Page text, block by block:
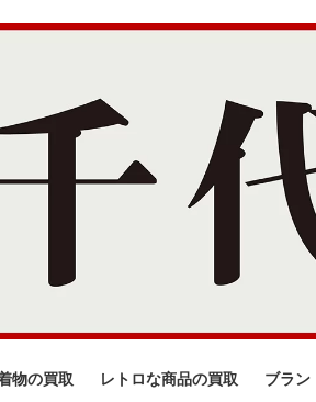
物の買取 レトロな商品の買取 ブラン